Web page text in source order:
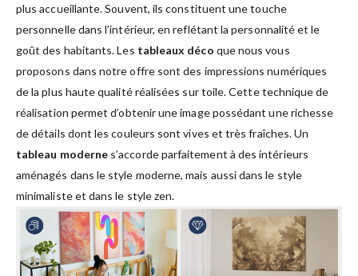
plus accueillante. Souvent, ils constituent une touche
personnelle dans l’intérieur, en reflétant la personnalité et le
goût des habitants. Les tableaux déco que nous vous
proposons dans notre offre sont des impressions numériques
de la plus haute qualité réalisées sur toile. Cette technique de
réalisation permet d’obtenir une image possédant une richesse
de détails dont les couleurs sont vives et très fraîches. Un
tableau moderne s’accorde parfaitement à des intérieurs
aménagés dans le style moderne, mais aussi dans le style
minimaliste et dans le style zen.